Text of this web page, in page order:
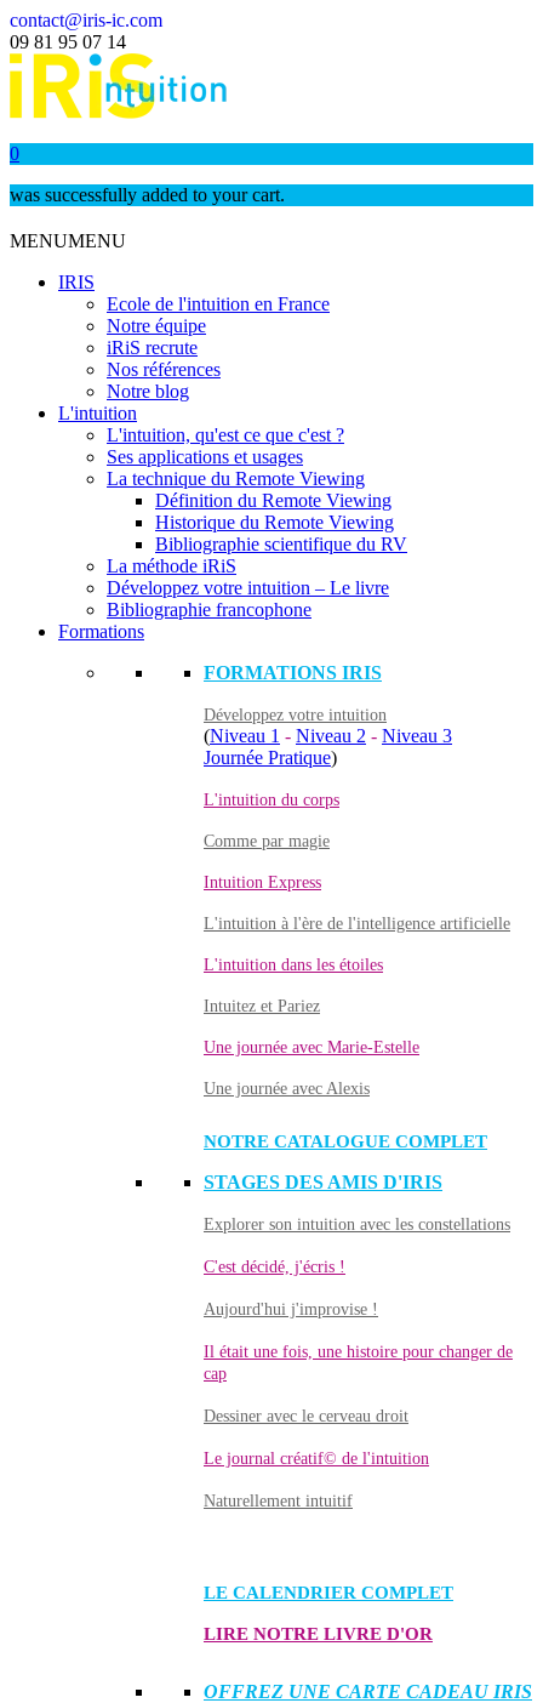
contact@iris-ic.com
09 81 95 07 14
0
was successfully added to your cart.
MENUMENU
IRIS
Ecole de l'intuition en France
Notre équipe
iRiS recrute
Nos références
Notre blog
L'intuition
L'intuition, qu'est ce que c'est ?
Ses applications et usages
La technique du Remote Viewing
Définition du Remote Viewing
Historique du Remote Viewing
Bibliographie scientifique du RV
La méthode iRiS
Développez votre intuition – Le livre
Bibliographie francophone
Formations
FORMATIONS IRIS
Développez votre intuition
(Niveau 1 - Niveau 2 - Niveau 3
Journée Pratique)
L'intuition du corps
Comme par magie
Intuition Express
L'intuition à l'ère de l'intelligence artificielle
L'intuition dans les étoiles
Intuitez et Pariez
Une journée avec Marie-Estelle
Une journée avec Alexis
NOTRE CATALOGUE COMPLET
STAGES DES AMIS D'IRIS
Explorer son intuition avec les constellations
C'est décidé, j'écris !
Aujourd'hui j'improvise !
Il était une fois, une histoire pour changer de
cap
Dessiner avec le cerveau droit
Le journal créatif© de l'intuition
Naturellement intuitif
LE CALENDRIER COMPLET
LIRE NOTRE LIVRE D'OR
OFFREZ UNE CARTE CADEAU IRIS